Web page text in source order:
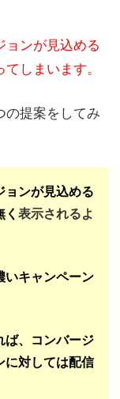
ンが見込める
しまいます。
の提案をしてみ
ンが見込める
表示されるよ
キャンペーン
、 コンバージ
に対しては配信